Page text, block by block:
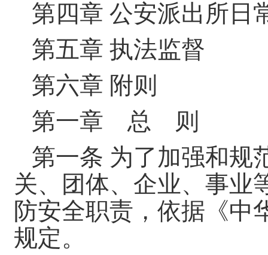
第四章 公安派出所日
第五章 执法监督
第六章 附则
第一章 总 则
第一条 为了加强和规
关、团体、企业、事业
防安全职责，依据《中
规定。